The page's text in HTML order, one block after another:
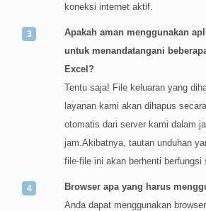
koneksi internet aktif.
Apakah aman menggunakan
untuk menandatangani
Excel?
Tentu saja! File keluaran yang
layanan kami akan dihapus
otomatis dari server kami dalam
jam.Akibatnya, tautan unduhan
file-file ini akan berhenti berfungsi
Browser apa yang harus
Anda dapat menggunakan